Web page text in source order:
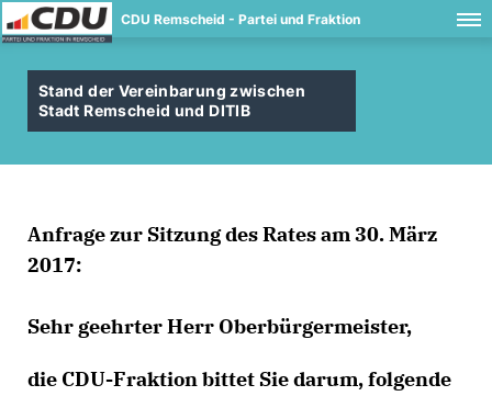
CDU Remscheid - Partei und Fraktion
Stand der Vereinbarung zwischen
Stadt Remscheid und DITIB
Anfrage zur Sitzung des Rates am 30. März
2017:
Sehr geehrter Herr Oberbürgermeister,
die CDU-Fraktion bittet Sie darum, folgende